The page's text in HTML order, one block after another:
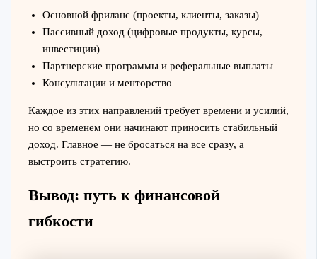
Основной фриланс (проекты, клиенты, заказы)
Пассивный доход (цифровые продукты, курсы,
инвестиции)
Партнерские программы и реферальные выплаты
Консультации и менторство
Каждое из этих направлений требует времени и усилий,
но со временем они начинают приносить стабильный
доход. Главное — не бросаться на все сразу, а
выстроить стратегию.
Вывод: путь к финансовой
гибкости